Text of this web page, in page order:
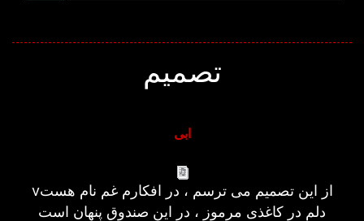
تصمیم
ابی
vاز این تصمیم می ترسم ، در افکارم غم نام هست
دلم در کاغذی مرموز ، در این صندوق پنهان است